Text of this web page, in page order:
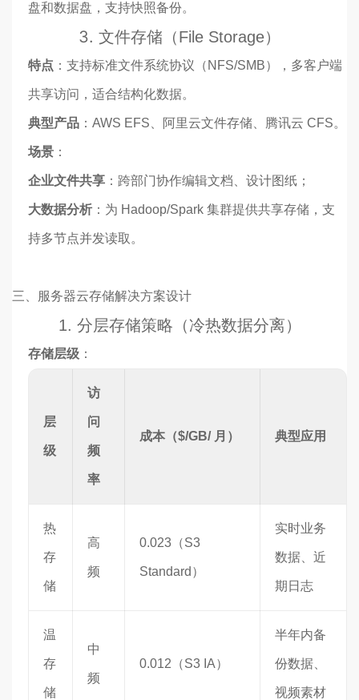
盘和数据盘，支持快照备份。
3. 文件存储（File Storage）
特点 ：支持标准文件系统协议（NFS/SMB），多客户端
共享访问，适合结构化数据。
典型产品 ：AWS EFS、阿里云文件存储、腾讯云 CFS。
场景 ：
企业文件共享 ：跨部门协作编辑文档、设计图纸；
大数据分析 ：为 Hadoop/Spark 集群提供共享存储，支
持多节点并发读取。
三、服务器云存储解决方案设计
1. 分层存储策略（冷热数据分离）
存储层级 ：
层
级
访
问
频
率
成本（$/GB/ 月） 典型应用
热
存
储
高
频
0.023（S3
Standard）
实时业务
数据、近
期日志
温
存
储
中
频
0.012（S3 IA）
半年内备
份数据、
视频素材